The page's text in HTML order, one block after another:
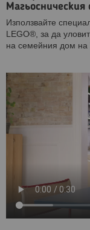
Магьосническия
Използвайте
LEGO®, за да
на семейния дом на